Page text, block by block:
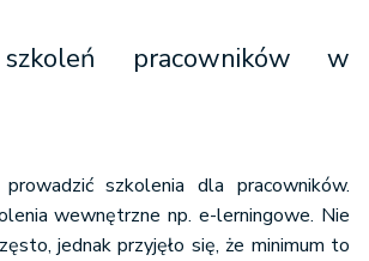
pracowników w
prowadzić szkolenia dla pracowników.
wewnętrzne np. e-lerningowe. Nie
jednak przyjęło się, że minimum to